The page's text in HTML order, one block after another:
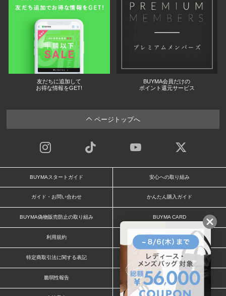
友だちに追加して
お得な情報をGET!
BUYMA会員だけの
ポイント還元サービス
ページトップへ
BUYMAスタートガイド 安心への取り組み
ガイド・お問い合わせ かんたん購入ガイド
BUYMA偽物販売防止の取り組み BUYMA CARD
利用規約
特定商取引法に関する表記 お客様情報の外部送信について
脆弱性報告 お知らせ(PCサイト)